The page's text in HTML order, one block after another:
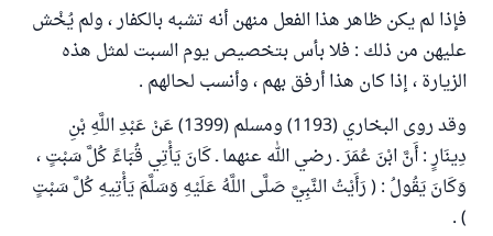
فإذا لم يكن ظاهر هذا الفعل منهن أنه تشبه بالكفار ، ولم يُخْش
عليهن من ذلك : فلا بأس بتخصيص يوم السبت لمثل هذه
الزيارة ، إذا كان هذا أرفق بهم ، وأنسب لحالهم .
وقد روى البخاري (1193) ومسلم (1399) عَنْ عَبْدِ اللَّهِ بْنِ
دِينَارٍ : أَنَّ ابْنَ عُمَرَ ـ رضي الله عنهما ـ كَانَ يَأْتِي قُبَاءً كُلَّ سَبْتٍ ،
وَكَانَ يَقُولُ : ( رَأَيْتُ النَّبِيَّ صَلَّى اللَّهُ عَلَيْهِ وَسَلَّمَ يَأْتِيهِ كُلَّ سَبْتٍ
) .